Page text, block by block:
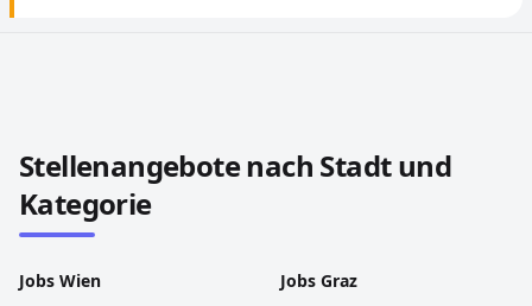
Stellenangebote nach Stadt und
Kategorie
Jobs Wien Jobs Graz